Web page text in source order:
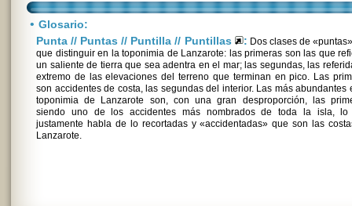
• Glosario:
Punta // Puntas // Puntilla // Puntillas
: Dos clases de
que distinguir en la toponimia de Lanzarote: las primeras son las que
un saliente de tierra que sea adentra en el mar; las segundas, las
extremo de las elevaciones del terreno que terminan en pico. Las
son accidentes de costa, las segundas del interior. Las más abundantes
toponimia de Lanzarote son, con una gran desproporción, las
siendo uno de los accidentes más nombrados de toda la isla, lo
justamente habla de lo recortadas y «accidentadas» que son las
Lanzarote.